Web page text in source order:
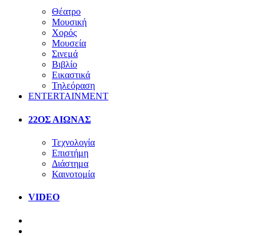
Θέατρο
Μουσική
Χορός
Μουσεία
Σινεμά
Βιβλίο
Εικαστικά
Τηλεόραση
ENTERTAINMENT
22ΟΣ ΑΙΩΝΑΣ
Τεχνολογία
Επιστήμη
Διάστημα
Καινοτομία
VIDEO